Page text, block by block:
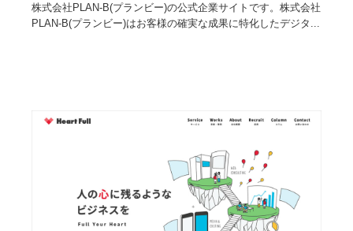
株式会社PLAN-B(プランビー)の公式企業サイトです。株式会社
PLAN-B(プランビー)はお客様の確実な成果に特化したデジタ...